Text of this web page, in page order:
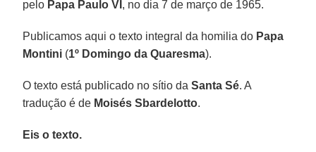
pelo Papa Paulo VI , no dia 7 de março de 1965.
Publicamos aqui o texto integral da homilia do Papa
Montini (1º Domingo da Quaresma).
O texto está publicado no sítio daSanta Sé. A
tradução é de Moisés Sbardelotto.
Eis o texto.